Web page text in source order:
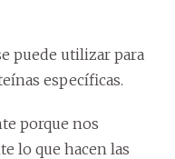
puede utilizar para
específicas.
porque nos
lo que hacen las